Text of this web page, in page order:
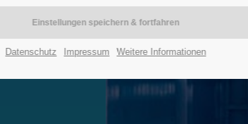
Datenschutz Impressum Weitere Informationen